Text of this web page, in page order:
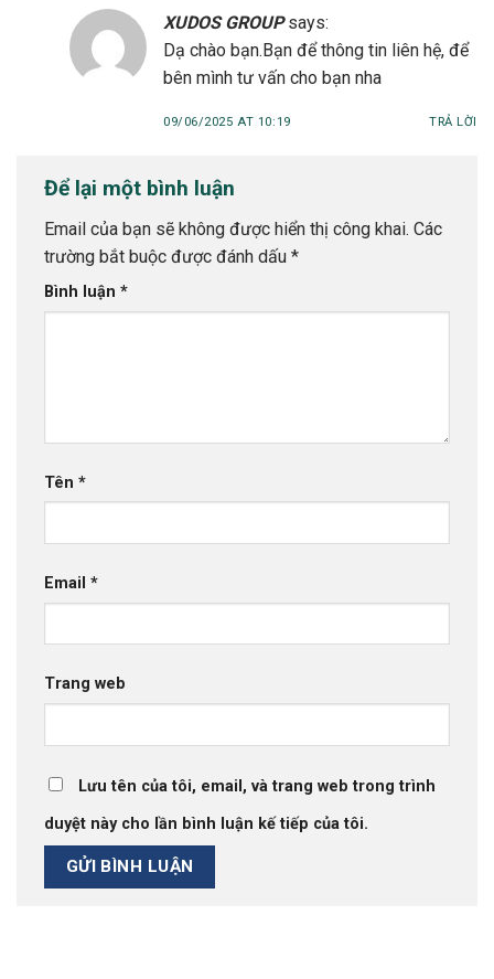
XUDOS GROUP says:
Dạ chào bạn.Bạn để thông tin liên hệ, để
bên mình tư vấn cho bạn nha
09/06/2025 AT 10:19 TRẢ LỜI
Để lại một bình luận
Email của bạn sẽ không được hiển thị công khai. Các
trường bắt buộc được đánh dấu *
Bình luận *
Tên *
Email *
Trang web
Lưu tên của tôi, email, và trang web trong trình
duyệt này cho lần bình luận kế tiếp của tôi.